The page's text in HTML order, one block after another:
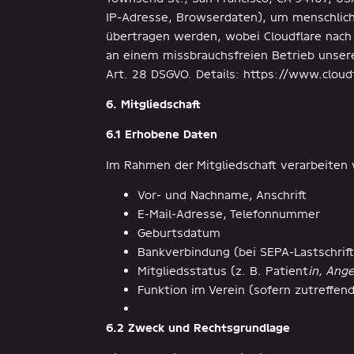
IP-Adresse, Browserdaten), um
übertragen werden, wobei Cloudflare
an einem missbrauchsfreien Betrieb
Art. 28 DSGVO. Details: https://
6. Mitgliedschaft
6.1 Erhobene Daten
Im Rahmen der Mitgliedschaft
Vor- und Nachname, Anschrift
E-Mail-Adresse, Telefonnummer
Geburtsdatum
Bankverbindung (bei SEPA-
Mitgliedsstatus (z. B. Patientin,
Funktion im Verein (sofern
6.2 Zweck und Rechtsgrundlage